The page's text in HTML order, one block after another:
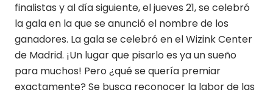
finalistas y al día siguiente, el jueves 21, se celebró
la gala en la que se anunció el nombre de los
ganadores. La gala se celebró en el Wizink Center
de Madrid. ¡Un lugar que pisarlo es ya un sueño
para muchos! Pero ¿qué se quería premiar
exactamente? Se busca reconocer la labor de las